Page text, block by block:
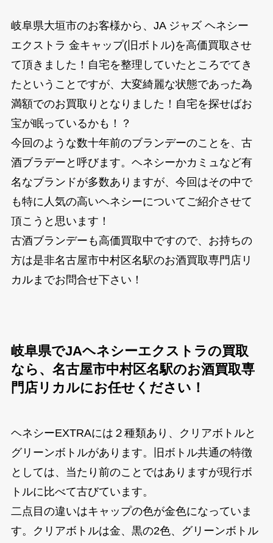
岐阜県大垣市のお客様から、JA ジャズ ヘネシー
エクストラ 金キャップ(旧ボトル)を高価買取させ
て頂きました！自宅を整理していたところでてき
たということですが、大変綺麗な状態であった為
満額でのお買取りとなりました！自宅を探せばお
宝が眠っているかも！？
今回のような数十年前のブランデーのことを、古
酒ブラデーと呼びます。ヘネシーかカミュなど有
名なブランドが多数ありますが、今回はその中で
も特に人気の高いヘネシーについてご紹介させて
頂こうと思います！
古酒ブランデーも高価買取中ですので、お持ちの
方は是非名古屋市中村区名駅のお酒買取専門店リ
カルまでお問合せ下さい！
岐阜県でJAヘネシーエクストラの買取
なら、名古屋市中村区名駅のお酒買取専
門店リカルにお任せください！
ヘネシーEXTRAには２種類あり、クリアボトルと
グリーンボトルがあります。旧ボトル共通の特徴
としては、当たり前のことではありますが現行ボ
トルに比べて古びています。
二点目の違いはキャップの色が金色になっていま
す。クリアボトルは金、黒の2色、グリーンボトル